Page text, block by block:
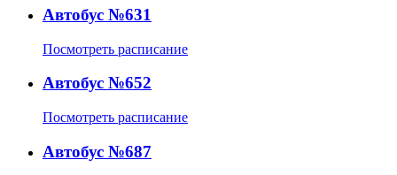
Автобус №631
Посмотреть расписание
Автобус №652
Посмотреть расписание
Автобус №687